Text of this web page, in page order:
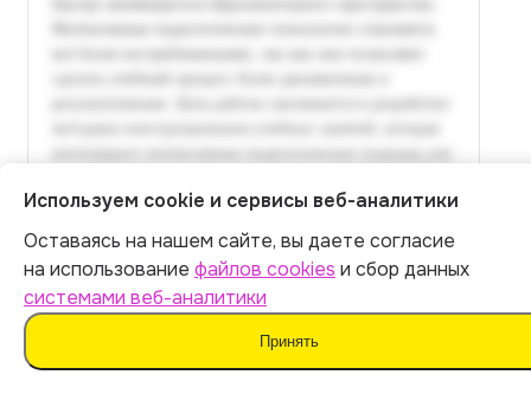
Итог:399р.
Оплатить
Используем cookie и сервисы веб-аналитики
Оставаясь на нашем сайте, вы даете согласие
на использование файлов cookies и сбор данных
системами веб-аналитики
Принять